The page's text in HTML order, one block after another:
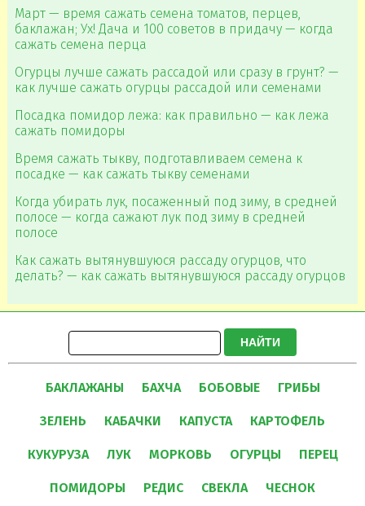
Март — время сажать семена томатов, перцев,
баклажан; Ух! Дача и 100 советов в придачу — когда
сажать семена перца
Огурцы лучше сажать рассадой или сразу в грунт? —
как лучше сажать огурцы рассадой или семенами
Посадка помидор лежа: как правильно — как лежа
сажать помидоры
Время сажать тыкву, подготавливаем семена к
посадке — как сажать тыкву семенами
Когда убирать лук, посаженный под зиму, в средней
полосе — когда сажают лук под зиму в средней
полосе
Как сажать вытянувшуюся рассаду огурцов, что
делать? — как сажать вытянувшуюся рассаду огурцов
НАЙТИ
БАКЛАЖАНЫ БАХЧА БОБОВЫЕ ГРИБЫ
ЗЕЛЕНЬ КАБАЧКИ КАПУСТА КАРТОФЕЛЬ
КУКУРУЗА ЛУК МОРКОВЬ ОГУРЦЫ ПЕРЕЦ
ПОМИДОРЫ РЕДИС СВЕКЛА ЧЕСНОК